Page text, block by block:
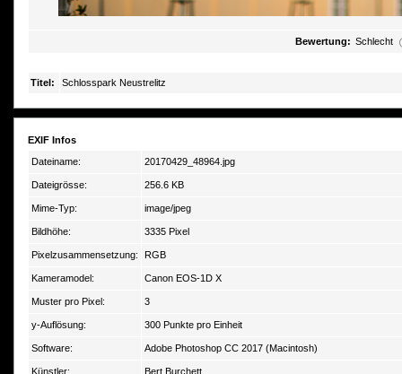
Bewertung: Schlecht
Titel: Schlosspark Neustrelitz
EXIF Infos
Dateiname:
20170429_48964.jpg
Dateigrösse: 256.6 KB
Mime-Typ: image/jpeg
Bildhöhe: 3335 Pixel
Pixelzusammensetzung: RGB
Kameramodel: Canon EOS-1D X
Muster pro Pixel: 3
y-Auflösung: 300 Punkte pro Einheit
Software: Adobe Photoshop CC 2017 (Macintosh)
Künstler: Bert Burchett